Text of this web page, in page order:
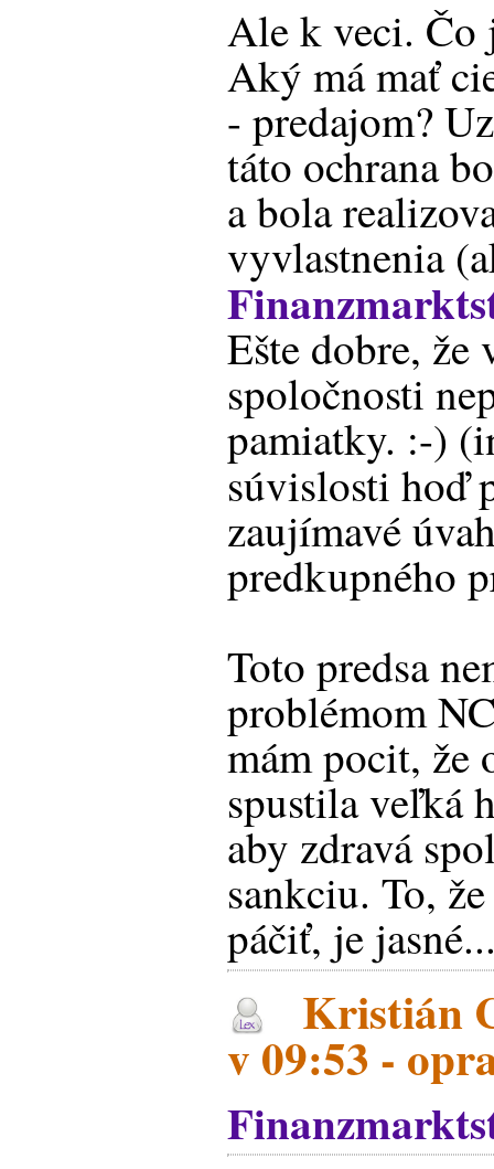
Ale k veci. Čo
Aký má mať
- predajom?
táto ochrana
a bola
vyvlastnenia
Ešte dobre, že
spoločnosti
pamiatky. :-)
súvislosti hoď
zaujímavé
predkupného
Toto predsa
problémom
mám pocit, že
spustila veľká
aby zdravá
sankciu. To,
páčiť, je
Kristián
v 09:53 -